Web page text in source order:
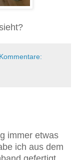
immer etwas
ich aus dem